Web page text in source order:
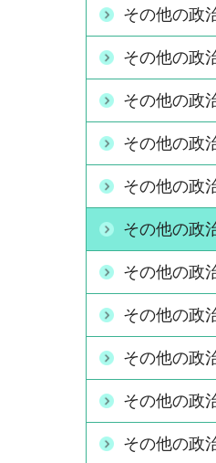
その他の政
その他の政
その他の政
その他の政
その他の政
その他の政
その他の政
その他の政
その他の政
その他の政
その他の政